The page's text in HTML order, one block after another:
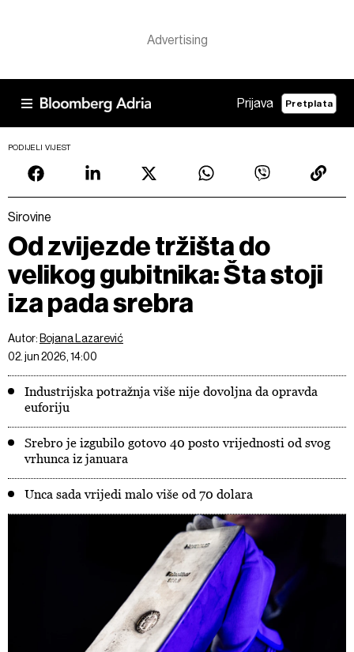
Prijava Pretplata
PODIJELI VIJEST
Sirovine
Od zvijezde tržišta do
velikog gubitnika: Šta stoji
iza pada srebra
Autor: Bojana Lazarević
02. jun 2026, 14:00
Industrijska potražnja više nije dovoljna da opravda
euforiju
Srebro je izgubilo gotovo 40 posto vrijednosti od svog
vrhunca iz januara
Unca sada vrijedi malo više od 70 dolara